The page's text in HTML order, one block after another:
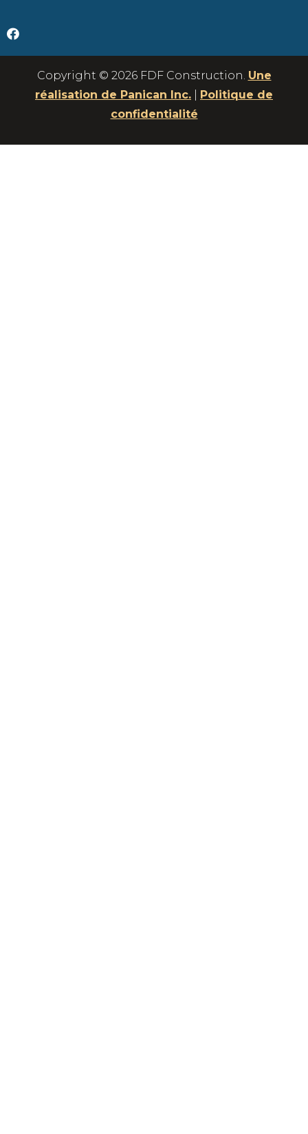
Copyright © 2026 FDF Construction. Une
réalisation de Panican Inc.
Politique de
confidentialité